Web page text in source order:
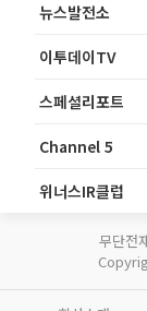
뉴스발전소
이투데이TV
스페셜리포트
Channel 5
위너스IR클럽
무단전